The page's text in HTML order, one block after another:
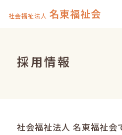
社会福祉法人 名東福祉会
採用情報
社会福祉法人 名東福祉会